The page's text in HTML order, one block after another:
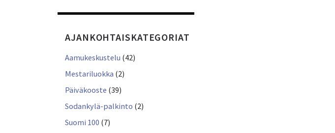
AJANKOHTAISKATEGORIAT
Aamukeskustelu (42)
Mestariluokka (2)
Päiväkooste (39)
Sodankylä-palkinto (2)
Suomi 100 (7)